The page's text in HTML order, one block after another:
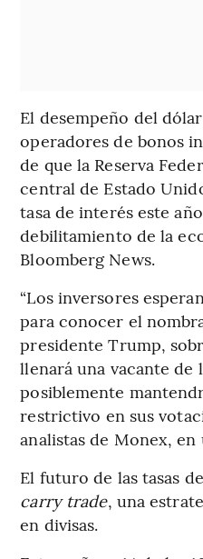
El desempeño del
operadores de bonos
de que la Reserva
central de Estado
tasa de interés este
debilitamiento de la
Bloomberg News.
“Los inversores
para conocer el
presidente Trump,
llenará una vacante de
posiblemente
restrictivo en sus
analistas de Monex, en
El futuro de las tasas
carry trade, una
en divisas.